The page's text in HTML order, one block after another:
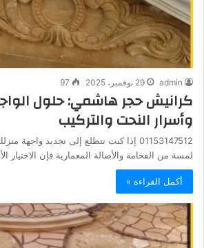
admin 29 نوفمبر، 2025 97
كرانيش حجر هاشمي: حلول
وأسرار النحت والتركيب
01153147512 إذا كنت تتطلع إلى تجديد
لمسة من الفخامة والأصالة المعمارية فإن الاختيار
أكمل القراءة »